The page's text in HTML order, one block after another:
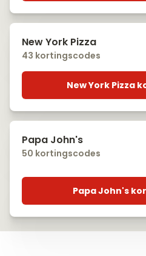
New York Pizza
43 kortingscodes
New York Pizza
Papa John's
50 kortingscodes
Papa John's